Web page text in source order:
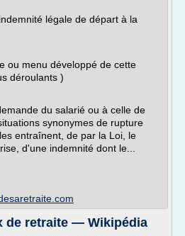
légale de départ à la
ou menu développé de cette
déroulants )
du salarié ou à celle de
synonymes de rupture
entraînent, de par la Loi, le
d'une indemnité dont le...
de retraite — Wikipédia